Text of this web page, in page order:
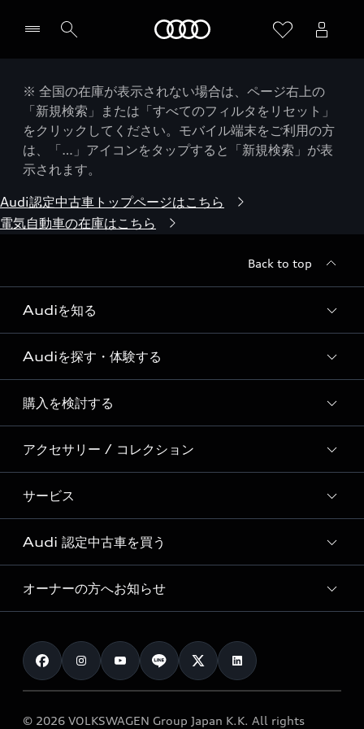
※ 全国の在庫が表示されない場合は、ページ右上の
「新規検索」または「すべてのフィルタをリセット」
をクリックしてください。モバイル端末をご利用の方
は、「…」アイコンをタップすると「新規検索」が表
示されます。
Audi認定中古車トップページはこちら
電気自動車の在庫はこちら
Back to top
Audiを知る
Audi ブランド
Story of Progress
Audi Sport
Formula 1®
デジタルサービス
Audiを探す・体験する
ディーラー検索
新車在庫検索
試乗車・展示車検索
見積り依頼
試乗予約
購入を検討する
モデル一覧
特別仕様モデル / 限定モデル
e-tronラインアップ
価格シミュレーション
車両比較
カタログ一覧
アクセサリー / コレクション
純正アクセサリー
オンラインショップ
Audi collection
アウディナビアプリ
サービス
サービス入庫予約
サービスプログラム
メンテナンス
車検 / 定期点検
e-tronアフターサポート
Audi 認定中古車を買う
Audi認定中古車
クオリティ
保証
メンテナンス
オーナーの方へお知らせ
お知らせ
オーナー様向けキャンペーン
© 2026 VOLKSWAGEN Group Japan K.K. All rights